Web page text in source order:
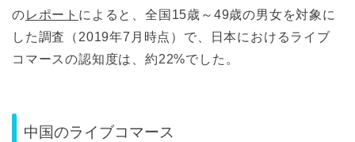
のレポート によると、全国15歳～49歳の男女を対象に
した調査（2019年7月時点）で、日本におけるライブ
コマースの認知度は、約22%でした。
中国のライブコマース